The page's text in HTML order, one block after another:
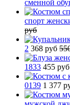
сменной
спорт
руб
2 368 руб
1833 455 руб
0139 1 377